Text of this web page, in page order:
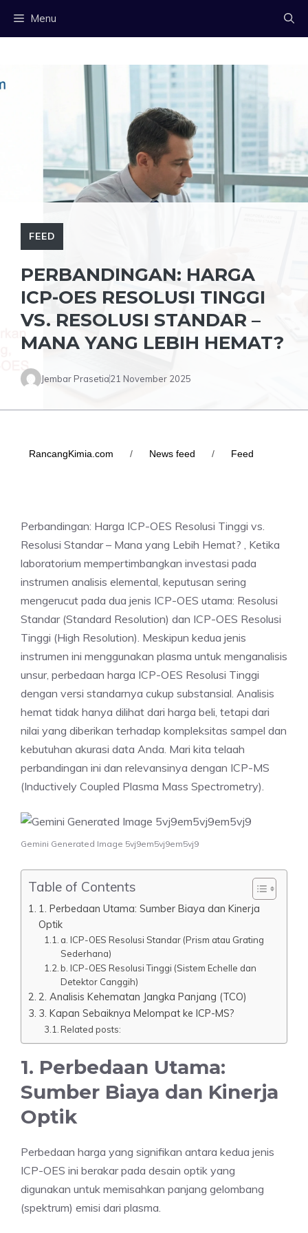
Menu
FEED
PERBANDINGAN: HARGA
ICP-OES RESOLUSI TINGGI
VS. RESOLUSI STANDAR –
MANA YANG LEBIH HEMAT?
Jembar Prasetia21 November 2025
RancangKimia.com / News feed / Feed
Perbandingan: Harga ICP-OES Resolusi Tinggi vs.
Resolusi Standar – Mana yang Lebih Hemat? , Ketika
laboratorium mempertimbangkan investasi pada
instrumen analisis elemental, keputusan sering
mengerucut pada dua jenis ICP-OES utama: Resolusi
Standar (Standard Resolution) dan ICP-OES Resolusi
Tinggi (High Resolution). Meskipun kedua jenis
instrumen ini menggunakan plasma untuk menganalisis
unsur, perbedaan harga ICP-OES Resolusi Tinggi
dengan versi standarnya cukup substansial. Analisis
hemat tidak hanya dilihat dari harga beli, tetapi dari
nilai yang diberikan terhadap kompleksitas sampel dan
kebutuhan akurasi data Anda. Mari kita telaah
perbandingan ini dan relevansinya dengan ICP-MS
(Inductively Coupled Plasma Mass Spectrometry).
Gemini Generated Image 5vj9em5vj9em5vj9
Table of Contents
1. Perbedaan Utama: Sumber Biaya dan Kinerja
Optik
a. ICP-OES Resolusi Standar (Prism atau Grating
Sederhana)
b. ICP-OES Resolusi Tinggi (Sistem Echelle dan
Detektor Canggih)
2. Analisis Kehematan Jangka Panjang (TCO)
3. Kapan Sebaiknya Melompat ke ICP-MS?
Related posts:
1. Perbedaan Utama:
Sumber Biaya dan Kinerja
Optik
Perbedaan harga yang signifikan antara kedua jenis
ICP-OES ini berakar pada desain optik yang
digunakan untuk memisahkan panjang gelombang
(spektrum) emisi dari plasma.